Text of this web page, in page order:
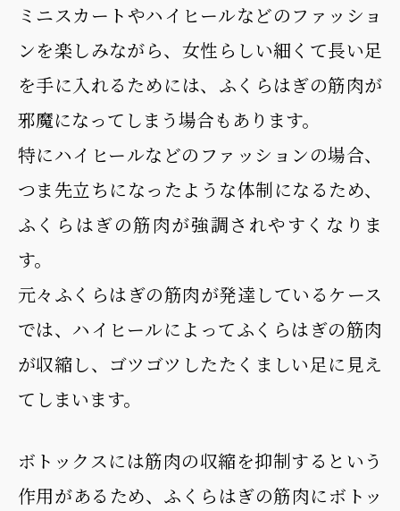
ミニスカートやハイヒールなどのファッショ
ンを楽しみながら、女性らしい細くて長い足
を手に入れるためには、ふくらはぎの筋肉が
邪魔になってしまう場合もあります。
特にハイヒールなどのファッションの場合、
つま先立ちになったような体制になるため、
ふくらはぎの筋肉が強調されやすくなりま
す。
元々ふくらはぎの筋肉が発達しているケース
では、ハイヒールによってふくらはぎの筋肉
が収縮し、ゴツゴツしたたくましい足に見え
てしまいます。
ボトックスには筋肉の収縮を抑制するという
作用があるため、ふくらはぎの筋肉にボトッ